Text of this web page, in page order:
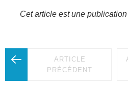
Cet article est une
ARTICLE
PRÉCÉDENT